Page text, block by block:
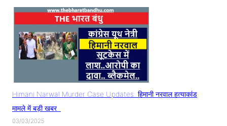
Himani Narwal Murder Case Updates: हिमानी नरवाल हत्याकांड
मामले में बड़ी खबर..
03/03/2025